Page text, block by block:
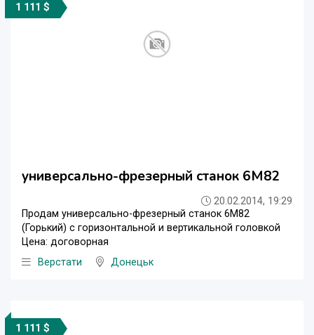
1 111 $
универсально-фрезерный станок 6М82
20.02.2014, 19:29
Продам универсально-фрезерный станок 6М82
(Горький) с горизонтальной и вертикальной головкой
Цена: договорная
Верстати
Донецьк
1 111 $